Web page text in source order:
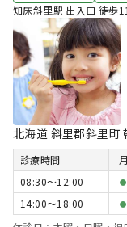
知床斜里駅 出入口 徒歩
北海道 斜里郡斜里町
診療時間 月
08:30〜12:00
●
14:00〜18:00 ●